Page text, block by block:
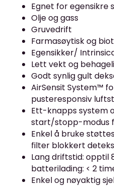
Egnet for egensikre
Olje og gass
Gruvedrift
Farmasøytisk og
Egensikker/
Lett vekt og
Godt synlig gult
AirSensit System™
pusteresponsiv
Ett-knapps system
start/stopp-modus
Enkel å bruke
filter blokkert
Lang driftstid: opptil
batterilading: < 2
Enkel og nøyaktig